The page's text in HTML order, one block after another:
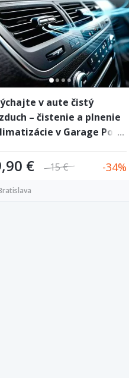
v aute čistý
– čistenie a plnenie
v Garage Point
€ 15 € 34